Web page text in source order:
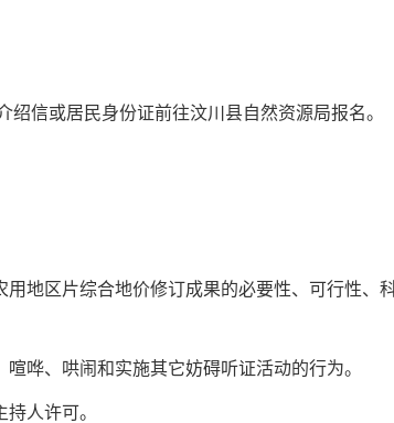
信或居民身份证前往汶川县自然资源局报名。
地区片综合地价修订成果的必要性、可行性、
哗、哄闹和实施其它妨碍听证活动的行为。
人许可。